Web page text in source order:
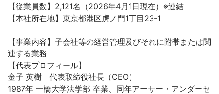
【従業員数】2,121名（2026年4月1日現在）※連結
【本社所在地】東京都港区虎ノ門1丁目23-1
【事業内容】子会社等の経営管理及びそれに附帯または関
連する業務
【代表プロフィール】
金子 英樹　代表取締役社長（CEO）
1987年 一橋大学法学部 卒業、同年アーサー・アンダーセ